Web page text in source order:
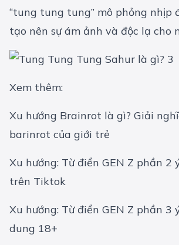
“tung tung tung” mô phỏng nhịp
tạo nên sự ám ảnh và độc lạ cho
Xem thêm:
Xu hướng Brainrot là gì? Giải
barinrot của giới trẻ
Xu hướng: Từ điển GEN Z phần 2
trên Tiktok
Xu hướng: Từ điển GEN Z phần 3
dung 18+